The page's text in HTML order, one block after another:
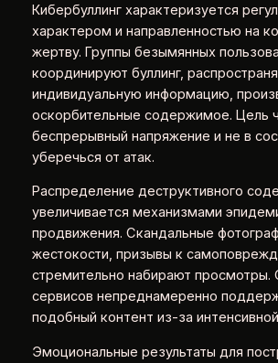
Кибербуллинг характеризуется
характером и направленностью на
жертву. Группы безымянных
координируют буллинг,
индивидуальную информацию,
оскорбительные содержимое. Цель
беспрерывный напряжение и не в
уберечься от атак.
Распределение деструктивного
увеличивается механизмами
продвижения. Скандальные
жестокости, призывы к
стремительно набирают просмотры.
сервисов непреднамеренно
подобный контент из-за
Эмоциональные результаты для